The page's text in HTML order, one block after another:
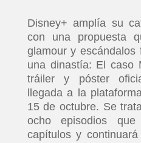
Disney+ amplía su
con una propuesta
glamour y escándalos
una dinastía: El caso
tráiler y póster
llegada a la
15 de octubre. Se
ocho episodios
capítulos y